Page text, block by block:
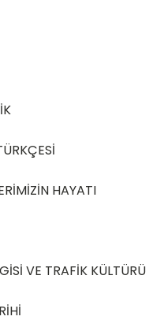
HAYATI
VE TRAFİK KÜLTÜRÜ